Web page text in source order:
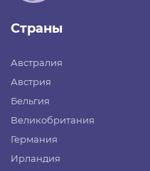
Страны
Австралия
Австрия
Бельгия
Великобритания
Германия
Ирландия